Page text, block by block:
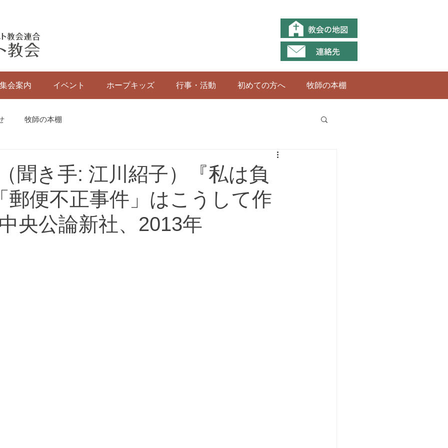
会案内 イベント ホープキッズ 行事・活動 初めての方へ 牧師の本棚
牧師の本棚
聞き手: 江川紹子）『私は負
郵便不正事件」はこうして作
央公論新社、2013年